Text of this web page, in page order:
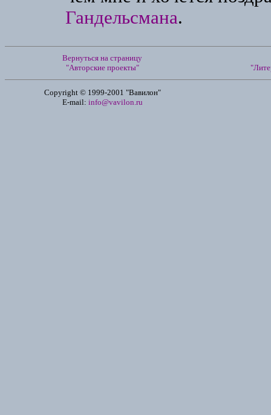
Гандельсмана.
Вернуться на страницу
"Авторские проекты"
Copyright © 1999-2001 "Вавилон"
E-mail: info@vavilon.ru